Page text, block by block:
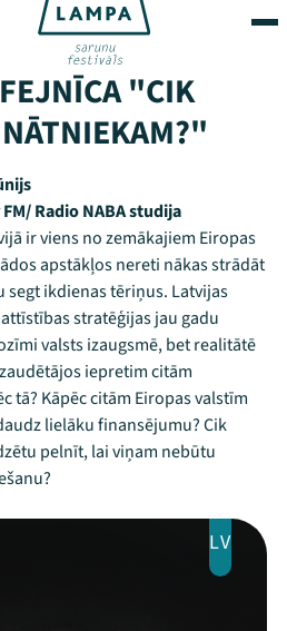
"CIK
Radio NABA studija
ir viens no zemākajiem Eiropas
apstākļos nereti nākas strādāt
segt ikdienas tēriņus. Latvijas
stratēģijas jau gadu
valsts izaugsmē, bet realitātē
iepretim citām
tā? Kāpēc citām Eiropas valstīm
lielāku finansējumu? Cik
pelnīt, lai viņam nebūtu
LV